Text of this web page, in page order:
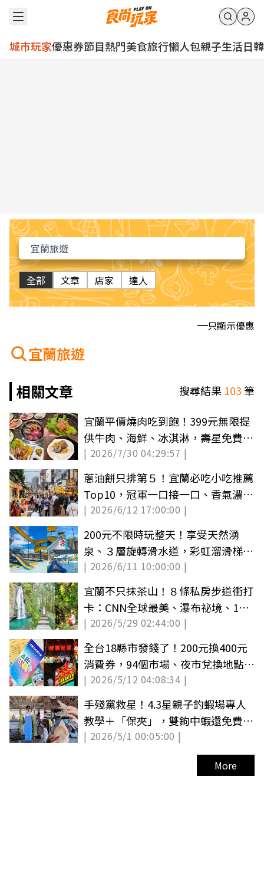
城市玩家優惠券節目熱門美食旅行懶人包親子生活日韓
全部 文章 店家 達人
只顯示優惠
宜蘭旅遊
相關文章
搜尋結果 103筆
宜蘭平價燒肉吃到飽！399元無限提
供牛肉、海鮮、冰淇淋，壽星免費吃
牛舌
| 2026/7/30 04:29:57 |
蔥油餅只排第５！宜蘭必吃小吃推薦
Top10，冠軍一口接一口、香氣濃厚
又回甘
| 2026/6/12 17:00:00 |
200元不限時玩整天！享受天然湧
泉、３層旋轉滑水道，彩虹溜滑梯小
朋友最愛
| 2026/6/11 10:00:00 |
宜蘭不只抹茶山！８條私房步道衝打
卡：CNN全球最美、瀑布祕境、15
分鐘登頂
| 2026/5/29 02:44:00 |
全台18縣市發錢了！200元換400元
消費券，94個市場、夜市兌換地點一
次看
| 2026/5/12 04:08:34 |
手殘黨救星！4.3星親子釣蝦場專人
教學＋「保夾」，雙鉤中蝦還免費送
蝦餅
| 2026/5/1 00:05:00 |
More